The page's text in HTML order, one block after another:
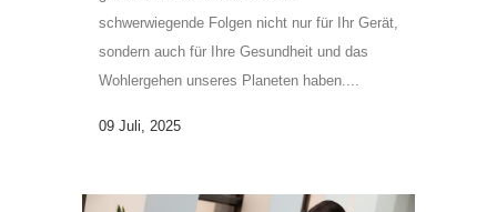
schwerwiegende Folgen nicht nur für Ihr Gerät,
sondern auch für Ihre Gesundheit und das
Wohlergehen unseres Planeten haben....
09 Juli, 2025